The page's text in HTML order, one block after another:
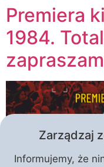
Premiera
1984.
Zarządzaj
Informujemy, że